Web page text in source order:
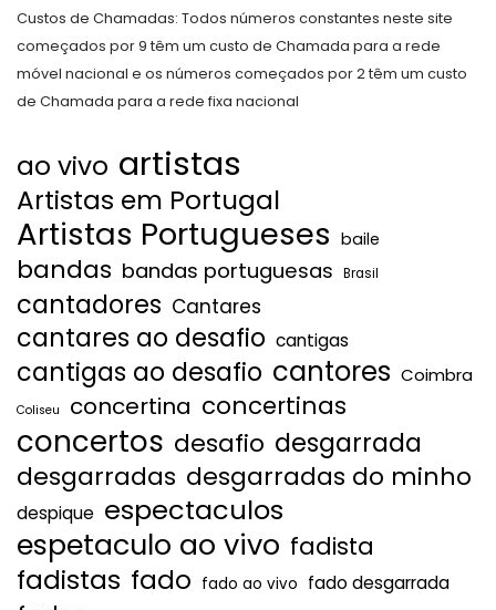
Custos de Chamadas: Todos números constantes neste site
começados por 9 têm um custo de Chamada para a rede
móvel nacional e os números começados por 2 têm um custo
de Chamada para a rede fixa nacional
ao vivo artistas
Artistas em Portugal
Artistas Portugueses baile
bandas bandas portuguesas Brasil
cantadores Cantares
cantares ao desafio cantigas
cantigas ao desafio cantores Coimbra
Coliseu concertina concertinas
concertos desafio desgarrada
desgarradas desgarradas do minho
despique espectaculos
espetaculo ao vivo fadista
fadistas fado fado ao vivo fado desgarrada